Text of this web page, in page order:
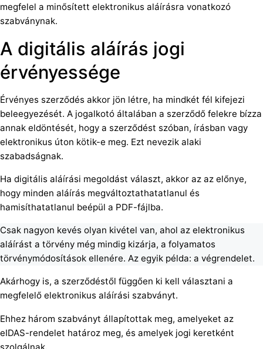
megfelel a minősített elektronikus aláírásra vonatkozó
szabványnak.
A digitális aláírás jogi
érvényessége
Érvényes szerződés akkor jön létre, ha mindkét fél kifejezi
beleegyezését. A jogalkotó általában a szerződő felekre bízza
annak eldöntését, hogy a szerződést szóban, írásban vagy
elektronikus úton kötik-e meg. Ezt nevezik alaki
szabadságnak.
Ha digitális aláírási megoldást választ, akkor az az előnye,
hogy minden aláírás megváltoztathatatlanul és
hamisíthatatlanul beépül a PDF-fájlba.
Csak nagyon kevés olyan kivétel van, ahol az elektronikus
aláírást a törvény még mindig kizárja, a folyamatos
törvénymódosítások ellenére. Az egyik példa: a végrendelet.
Akárhogy is, a szerződéstől függően ki kell választani a
megfelelő elektronikus aláírási szabványt.
Ehhez három szabványt állapítottak meg, amelyeket az
eIDAS-rendelet határoz meg, és amelyek jogi keretként
szolgálnak.